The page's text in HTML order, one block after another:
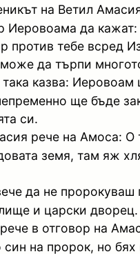
на Ветил
Иеровоама да
против тебе всред
да търпи
казва: Иеровоам
ще бъде
си.
рече на Амоса: О
земя, там яж
да не пророкуваш
и царски дворец.
в отговор на
син на пророк, но бях